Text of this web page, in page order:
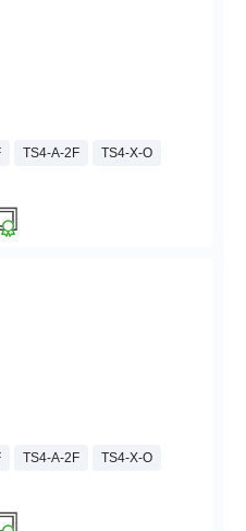
TS4-A-2F TS4-X-O
TS4-A-2F TS4-X-O